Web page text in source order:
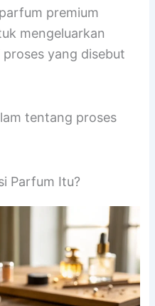
premium
mengeluarkan
yang disebut
tentang proses
Parfum Itu?